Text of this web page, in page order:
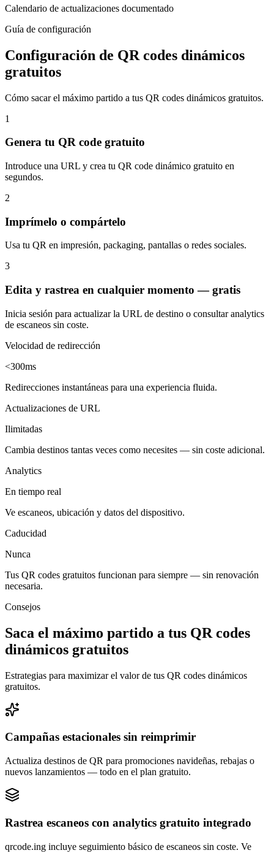
Calendario de actualizaciones documentado
Guía de configuración
Configuración de QR codes dinámicos
gratuitos
Cómo sacar el máximo partido a tus QR codes dinámicos gratuitos.
1
Genera tu QR code gratuito
Introduce una URL y crea tu QR code dinámico gratuito en
segundos.
2
Imprímelo o compártelo
Usa tu QR en impresión, packaging, pantallas o redes sociales.
3
Edita y rastrea en cualquier momento — gratis
Inicia sesión para actualizar la URL de destino o consultar analytics
de escaneos sin coste.
Velocidad de redirección
<300ms
Redirecciones instantáneas para una experiencia fluida.
Actualizaciones de URL
Ilimitadas
Cambia destinos tantas veces como necesites — sin coste adicional.
Analytics
En tiempo real
Ve escaneos, ubicación y datos del dispositivo.
Caducidad
Nunca
Tus QR codes gratuitos funcionan para siempre — sin renovación
necesaria.
Consejos
Saca el máximo partido a tus QR codes
dinámicos gratuitos
Estrategias para maximizar el valor de tus QR codes dinámicos
gratuitos.
Campañas estacionales sin reimprimir
Actualiza destinos de QR para promociones navideñas, rebajas o
nuevos lanzamientos — todo en el plan gratuito.
Rastrea escaneos con analytics gratuito integrado
qrcode.ing incluye seguimiento básico de escaneos sin coste. Ve